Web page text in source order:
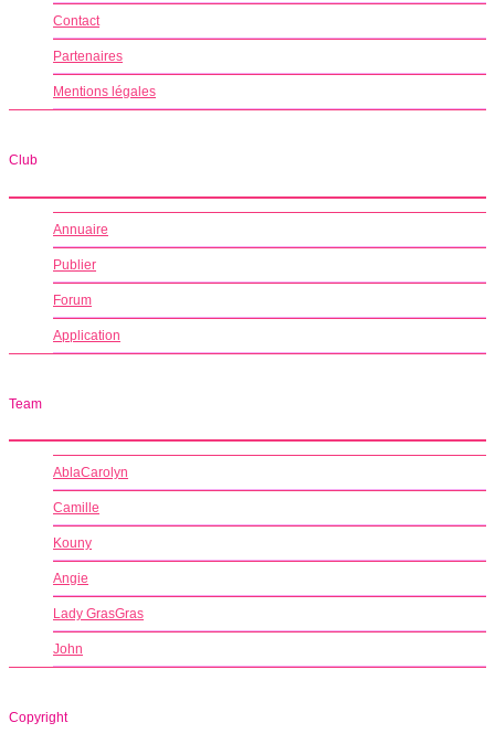
Contact
Partenaires
Mentions légales
Club
Annuaire
Publier
Forum
Application
Team
AblaCarolyn
Camille
Kouny
Angie
Lady GrasGras
John
Copyright